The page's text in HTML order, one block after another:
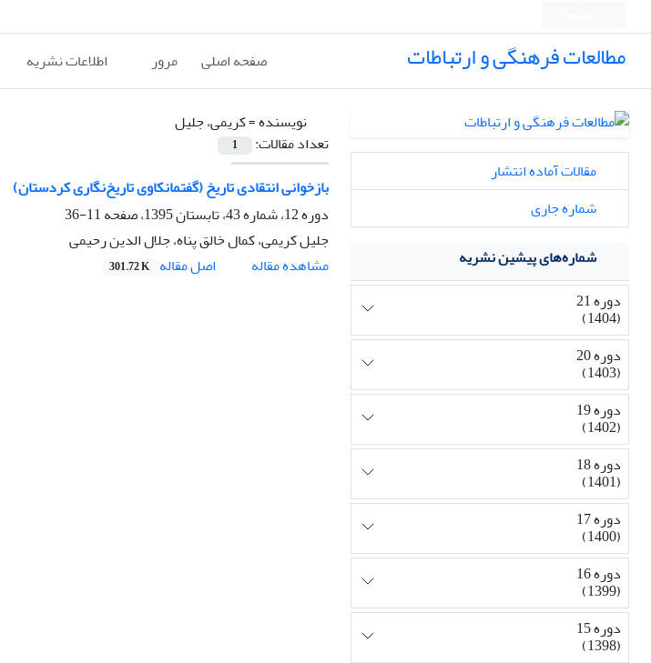
مطالعات فرهنگی و ارتباطات صفحه اصلی مرور اطلاعات نشریه
نویسنده =کریمی، جلیل
تعداد مقالات:
1
بازخوانی انتقادی تاریخ (گفتمانکاوی تاریخ‌نگاری کردستان)
دوره 12، شماره 43، تابستان 1395، صفحه
11-36
جلیل کریمی، کمال خالق پناه، جلال الدین رحیمی
مشاهده مقاله
اصل مقاله 301.72 K
مقالات آماده انتشار
شماره جاری
شماره‌های پیشین نشریه
دوره 21
(1404)
دوره 20
(1403)
دوره 19
(1402)
دوره 18
(1401)
دوره 17
(1400)
دوره 16
(1399)
دوره 15
(1398)